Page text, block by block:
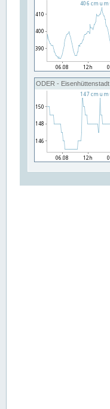
ODER - Eisenhüttenstadt